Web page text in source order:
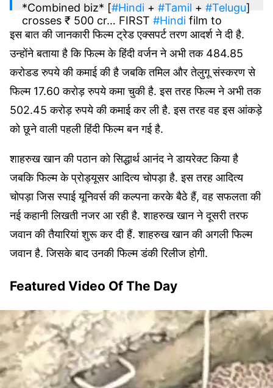
*Combined biz* [#Hindi + #Tamil + #Telugu]
crosses ₹ 500 cr… FIRST #Hindi film to
breach ₹ 500 cr mark
pic.twitter.com/euGHwmAXIj
— taran adarsh (@taran_adarsh)
February
16, 2023
इस बात की जानकारी फिल्म ट्रेड एक्सपर्ट तरण आदर्श ने दी है.
उन्होंने बताया है कि फिल्म के हिंदी वर्जन ने अभी तक 484.85
करोडड रुपये की कमाई की है जबकि तमिल और तेलुगू संस्करण से
फिल्म 17.60 करोड़ रुपये कमा चुकी है. इस तरह फिल्म ने अभी तक
502.45 करोड़ रुपये की कमाई कर ली है. इस तरह वह इस आंकड़े
को छूने वाली पहली हिंदी फिल्म बन गई है.
शाहरुख खान की पठान को सिद्धार्थ आनंद ने डायरेक्ट किया है
जबकि फिल्म के प्रोड्यूसर आदित्य चोपड़ा है. इस तरह आदित्य
चोपड़ा जिस स्पाई यूनिवर्स की कल्पना करके बैठे हैं, वह सफलता की
नई कहानी लिखती नजर आ रही है. शाहरुख खान ने दूसरी तरफ
जवान की तैयारियां शुरू कर दी हैं. शाहरुख खान की अगली फिल्म
जवान है. जिसके बाद उनकी फिल्म डंकी रिलीज होगी.
Featured Video Of The Day